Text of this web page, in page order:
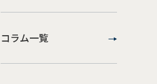
コラム一覧